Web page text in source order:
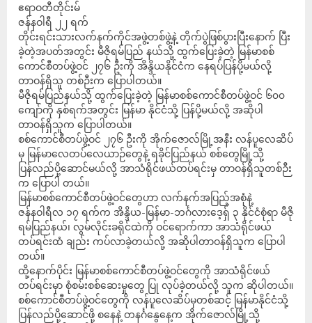
ဧရာဝတီတိုင်းမ်
ဇန်နဝါရီ ၂၂ ရက်
တိုင်းရင်းသားလက်နက်ကိုင်အဖွဲ့တစ်ဖွဲ့နဲ့ တိုက်ပွဲဖြစ်ပွားပြီးနောက် ပြီး
ခဲ့တဲ့အပတ်အတွင်း မီဇိုရမ်ပြည် နယ်သို့ ထွက်ပြေးခဲ့တဲ့ မြန်မာစစ်
ကောင်စီတပ်ဖွဲ့ဝင် ၂၇၆ ဦးကို အိန္ဒိယနိုင်ငံက နေရပ်ပြန်ပို့မယ်လို့
တာဝန်ရှိသူ တစ်ဉီးက ပြောပါတယ်။
မီဇိုရမ်ပြည်နယ်သို့ ထွက်ပြေးခဲ့တဲ့ မြန်မာစစ်ကောင်စီတပ်ဖွဲ့ဝင် ၆၀၀
ကျော်ကို နှစ်ရက်အတွင်း မြန်မာ နိုင်ငံသို့ ပြန်ပို့မယ်လို့ အဆိုပါ
တာဝန်ရှိသူက ပြောပါတယ်။
စစ်ကောင်စီတပ်ဖွဲ့ဝင် ၂၇၆ ဦးကို အိုက်ဇောလ်မြို့အနီး လန်ပူလေဆိပ်
မှ မြန်မာလေတပ်လေယာဉ်တွေနဲ့ ရခိုင်ပြည်နယ် စစ်တွေမြို့သို့
ပြန်လည်ပို့ဆောင်မယ်လို့ အာသံရိုင်ဖယ်တပ်ရင်းမှ တာဝန်ရှိသူတစ်ဉီး
က ပြောပါ တယ်။
မြန်မာစစ်ကောင်စီတပ်ဖွဲ့ဝင်တွေဟာ လက်နက်အပြည့်အစုံနဲ့
ဇန်နဝါရီလ ၁၇ ရက်က အိန္ဒိယ-မြန်မာ-ဘင်္ဂလားဒေ့ရှ် ၃ နိုင်ငံစုံရာ မီဇို
ရမ်ပြည်နယ်၊ လွမ်လိုင်းခရိုင်ထဲကို ဝင်ရောက်ကာ အာသံရိုင်ဖယ်
တပ်ရင်းထံ ချည်း ကပ်လာခဲ့တယ်လို့ အဆိုပါတာဝန်ရှိသူက ပြောပါ
တယ်။
ထို့နောက်ပိုင်း မြန်မာစစ်ကောင်စီတပ်ဖွဲ့ဝင်တွေကို အာသံရိုင်ဖယ်
တပ်ရင်းမှာ စုံစမ်းစစ်ဆေးမှုတွေ ပြု လုပ်ခဲ့တယ်လို့ သူက ဆိုပါတယ်။
စစ်ကောင်စီတပ်ဖွဲ့ဝင်တွေကို လန်ပူလေဆိပ်မှတစ်ဆင့် မြန်မာနိုင်ငံသို့
ပြန်လည်ပို့ဆောင်ဖို့ စနေနဲ့ တနင်္ဂနွေနေ့က အိုက်ဇောလ်မြို့သို့